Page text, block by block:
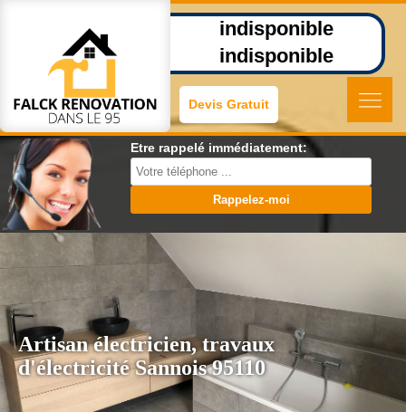
indisponible
indisponible
Devis Gratuit
Etre rappelé immédiatement:
Artisan électricien, travaux
d'électricité Sannois 95110